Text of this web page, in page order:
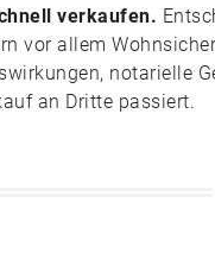
verkaufen.
vor allem
notarielle
an Dritte passiert.